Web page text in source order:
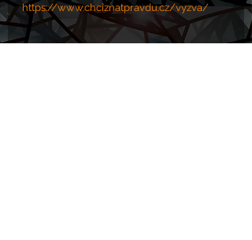
https://www.chciznatpravdu.cz/vyzva/